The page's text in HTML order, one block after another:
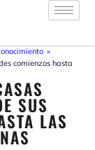
»
comienzos hasta
SUS
LAS